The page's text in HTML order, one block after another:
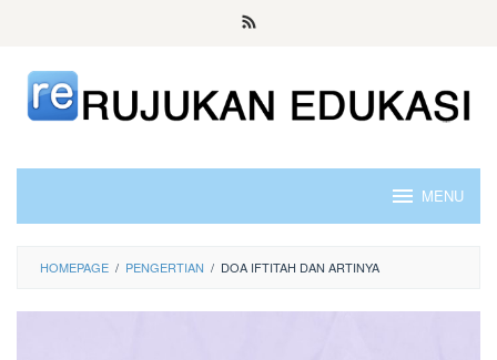
content
MENU
HOMEPAGE / PENGERTIAN / DOA IFTITAH DAN ARTINYA